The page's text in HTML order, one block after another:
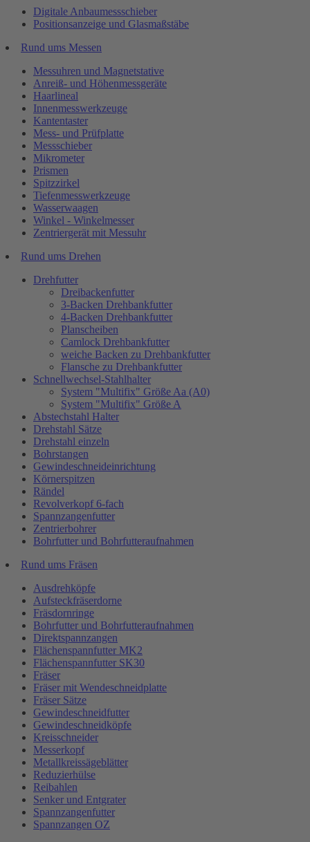
Digitale Anbaumessschieber
Positionsanzeige und Glasmaßstäbe
Rund ums Messen
Messuhren und Magnetstative
Anreiß- und Höhenmessgeräte
Haarlineal
Innenmesswerkzeuge
Kantentaster
Mess- und Prüfplatte
Messschieber
Mikrometer
Prismen
Spitzzirkel
Tiefenmesswerkzeuge
Wasserwaagen
Winkel - Winkelmesser
Zentriergerät mit Messuhr
Rund ums Drehen
Drehfutter
Dreibackenfutter
3-Backen Drehbankfutter
4-Backen Drehbankfutter
Planscheiben
Camlock Drehbankfutter
weiche Backen zu Drehbankfutter
Flansche zu Drehbankfutter
Schnellwechsel-Stahlhalter
System "Multifix" Größe Aa (A0)
System "Multifix" Größe A
Abstechstahl Halter
Drehstahl Sätze
Drehstahl einzeln
Bohrstangen
Gewindeschneideinrichtung
Körnerspitzen
Rändel
Revolverkopf 6-fach
Spannzangenfutter
Zentrierbohrer
Bohrfutter und Bohrfutteraufnahmen
Rund ums Fräsen
Ausdrehköpfe
Aufsteckfräserdorne
Fräsdornringe
Bohrfutter und Bohrfutteraufnahmen
Direktspannzangen
Flächenspannfutter MK2
Flächenspannfutter SK30
Fräser
Fräser mit Wendeschneidplatte
Fräser Sätze
Gewindeschneidfutter
Gewindeschneidköpfe
Kreisschneider
Messerkopf
Metallkreissägeblätter
Reduzierhülse
Reibahlen
Senker und Entgrater
Spannzangenfutter
Spannzangen OZ